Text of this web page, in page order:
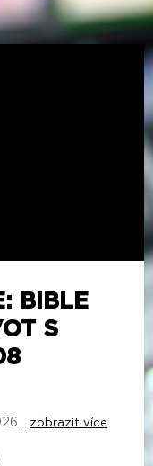
BIBLE
S
zobrazit více